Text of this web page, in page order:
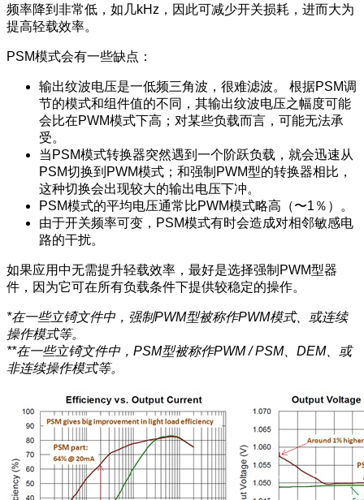
频率降到非常低，如几kHz，因此可减少开关损耗，进而大为
提高轻载效率。
PSM模式会有一些缺点：
输出纹波电压是一低频三角波，很难滤波。 根据PSM调
节的模式和组件值的不同，其输出纹波电压之幅度可能
会比在PWM模式下高；对某些负载而言，可能无法承
受。
当PSM模式转换器突然遇到一个阶跃负载，就会迅速从
PSM切换到PWM模式；和强制PWM型的转换器相比，
这种切换会出现较大的输出电压下冲。
PSM模式的平均电压通常比PWM模式略高（〜1％）。
由于开关频率可变，PSM模式有时会造成对相邻敏感电
路的干扰。
如果应用中无需提升轻载效率，最好是选择强制PWM型器
件，因为它可在所有负载条件下提供较稳定的操作。
*在一些立锜文件中，强制PWM型被称作PWM模式、或连续
操作模式等。
**在一些立锜文件中，PSM型被称作PWM / PSM、DEM、或
非连续操作模式等。